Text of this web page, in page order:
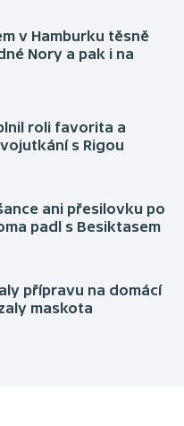
v Hamburku těsně
Nory a pak i na
roli favorita a
s Rigou
ani přesilovku po
padl s Besiktasem
přípravu na domácí
maskota